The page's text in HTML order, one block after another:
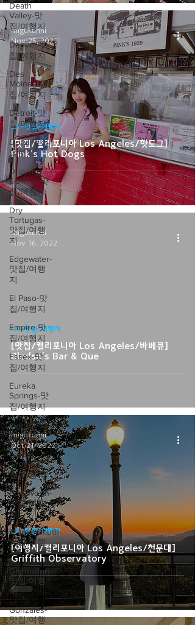
Death
Valley-맛
집/여행지
Denver-맛
집/여행지
Des
Moines-맛
집/여행지
Detroit-맛
집/여행지
Doral-맛집/
여행지
Dripping
Springs-맛
집/여행지
Dry
Tortugas-
맛집/여행
지
Edgewater-
맛집/여행
지
El Paso-맛
집/여행지
Empire-맛
집/여행지
Essex-맛
집/여행지
Eureka
Springs-맛
집/여행지
everett-맛
집/여행지
Forest
Grove-맛
집/여행지
Fort Worth-
맛집/여행
지
Frankenmuth-
맛집/여행
지
Glennallen-
맛집/여행
지
Gonzales-
맛집/여행
[맛집/캘리포니아 Los Angeles/핫도그]
Pink's Hot Dogs
LA-맛집/여행지
migukunni
Nov 25, 2022
[맛집/캘리포니아 Los Angeles/바베큐]
Bludso's Bar & Que
LA-맛집/여행지
migukunni
Nov 16, 2022
[여행지/캘리포니아 Los Angeles/천문대]
Griffith Observatory
LA-맛집/여행지
migukunni
Oct 21, 2022